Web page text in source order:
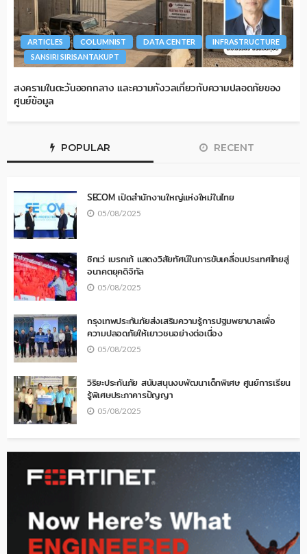
ARTICLES COLUMNIST DATA CENTER
INFRASTRUCTURE
SANSIRI SIRISANTAKUPT
สงครามในตะวันออกกลาง และความกังวลเกี่ยวกับความปลอดภัยของ
ศูนย์ข้อมูล
POPULAR RECENT
SECOM เปิดสำนักงานใหญ่แห่งใหม่ในไทย
05/08/2025
ซิกเว่ เบรกเก้ แสดงวิสัยทัศน์ในการขับเคลื่อนประเทศไทยสู่
อนาคตยุคดิจิทัล
05/08/2025
กรุงเทพประกันภัยส่งเสริมความรู้การปฐมพยาบาลเพื่อ
ความปลอดภัยให้เยาวชนอย่างต่อเนื่อง
05/08/2025
วิริยะประกันภัย สนับสนุนงบพัฒนาเด็กพิเศษ ศูนย์การเรียน
รู้พิเศษประภาคารปัญญา
05/08/2025